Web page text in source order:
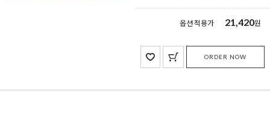
옵션 적용가 21,420원
ORDER NOW